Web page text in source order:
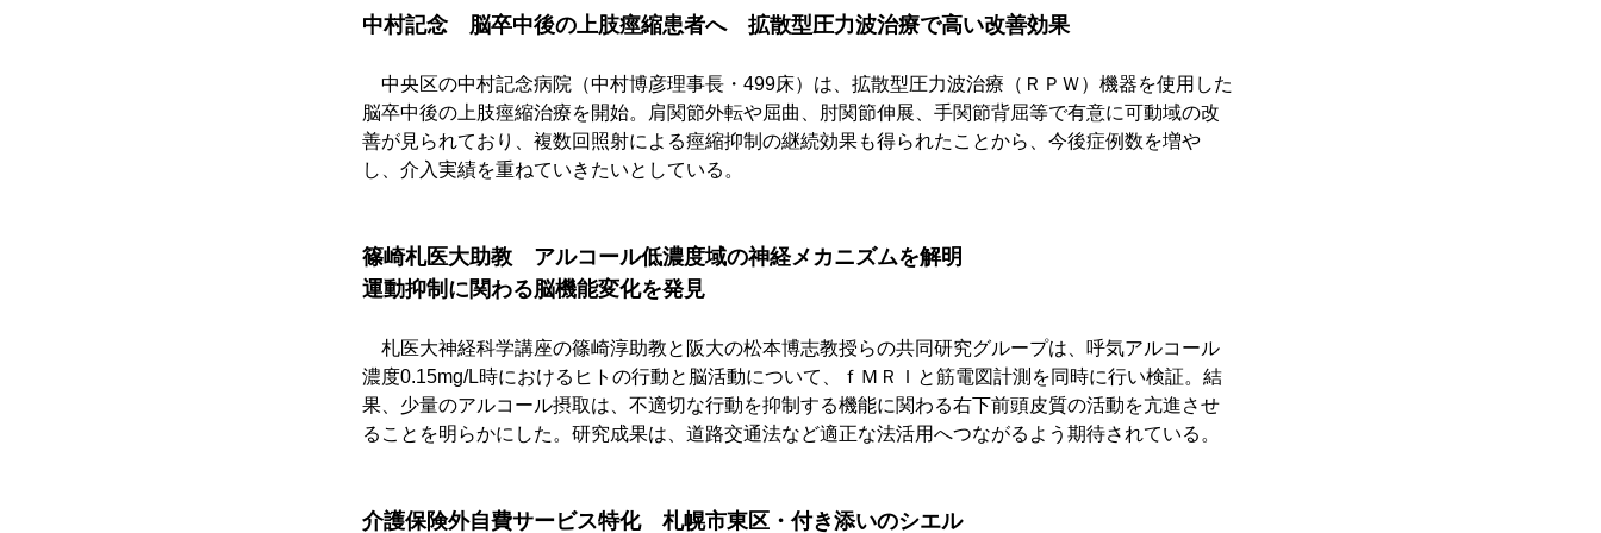
中村記念　脳卒中後の上肢痙縮患者へ　拡散型圧力波治療で高い改善効果
中央区の中村記念病院（中村博彦理事長・499床）は、拡散型圧力波治療（ＲＰＷ）機器を使用した
脳卒中後の上肢痙縮治療を開始。肩関節外転や屈曲、肘関節伸展、手関節背屈等で有意に可動域の改
善が見られており、複数回照射による痙縮抑制の継続効果も得られたことから、今後症例数を増や
し、介入実績を重ねていきたいとしている。
篠崎札医大助教　アルコール低濃度域の神経メカニズムを解明
運動抑制に関わる脳機能変化を発見
札医大神経科学講座の篠崎淳助教と阪大の松本博志教授らの共同研究グループは、呼気アルコール
濃度0.15mg/L時におけるヒトの行動と脳活動について、ｆＭＲＩと筋電図計測を同時に行い検証。結
果、少量のアルコール摂取は、不適切な行動を抑制する機能に関わる右下前頭皮質の活動を亢進させ
ることを明らかにした。研究成果は、道路交通法など適正な法活用へつながるよう期待されている。
介護保険外自費サービス特化　札幌市東区・付き添いのシエル